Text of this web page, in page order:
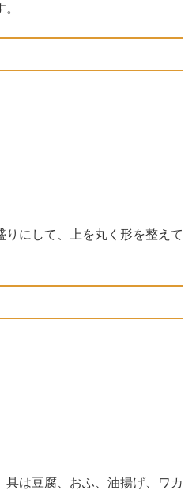
にして、上を丸く形を整えて
具は豆腐、おふ、油揚げ、ワカ